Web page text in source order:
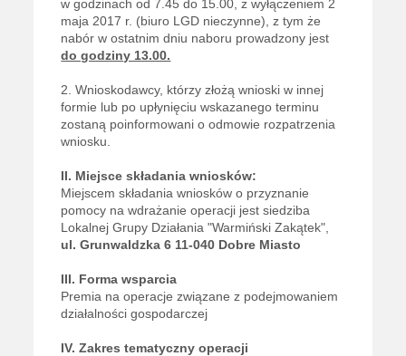
w godzinach od 7.45 do 15.00, z wyłączeniem 2
maja 2017 r. (biuro LGD nieczynne), z tym że
nabór w ostatnim dniu naboru prowadzony jest
do godziny 13.00.
2. Wnioskodawcy, którzy złożą wnioski w innej
formie lub po upłynięciu wskazanego terminu
zostaną poinformowani o odmowie rozpatrzenia
wniosku.
II. Miejsce składania wniosków:
Miejscem składania wniosków o przyznanie
pomocy na wdrażanie operacji jest siedziba
Lokalnej Grupy Działania "Warmiński Zakątek",
ul. Grunwaldzka 6 11-040 Dobre Miasto
III. Forma wsparcia
Premia na operacje związane z podejmowaniem
działalności gospodarczej
IV. Zakres tematyczny operacji